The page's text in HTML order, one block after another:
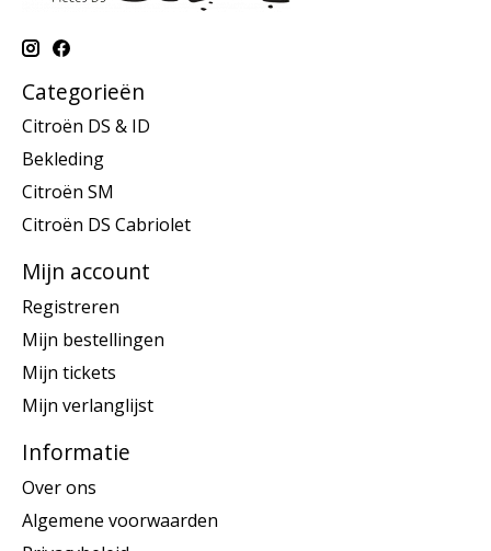
Categorieën
Citroën DS & ID
Bekleding
Citroën SM
Citroën DS Cabriolet
Mijn account
Registreren
Mijn bestellingen
Mijn tickets
Mijn verlanglijst
Informatie
Over ons
Algemene voorwaarden